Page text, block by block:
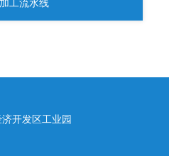
工流水线
开发区工业园